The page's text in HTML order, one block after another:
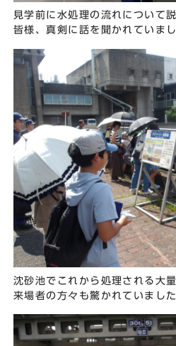
見学前に水処理の流れについて
皆様、真剣に話を聞かれていまし
沈砂池でこれから処理される大
来場者の方々も驚かれていました